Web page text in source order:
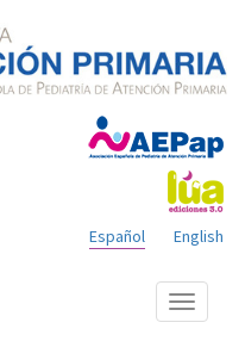
English
Español
Mostrar
menú